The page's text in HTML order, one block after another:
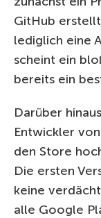
GitHub
lediglich eine
scheint ein
bereits ein
Darüber
Entwickler
den Store
Die ersten
keine
alle Google